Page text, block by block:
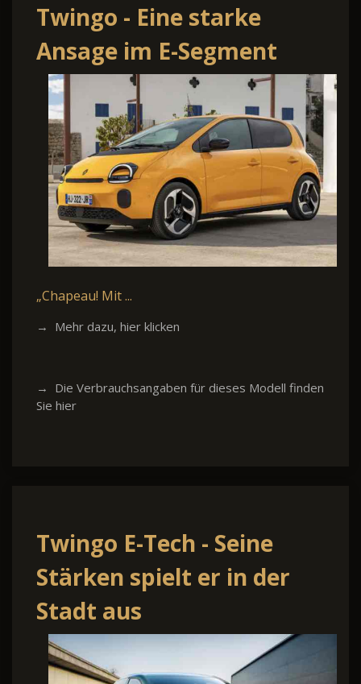
Twingo - Eine starke
Ansage im E-Segment
„Chapeau! Mit ...
→ Mehr dazu, hier klicken
→ Die Verbrauchsangaben für dieses Modell finden
Sie hier
Twingo E-Tech - Seine
Stärken spielt er in der
Stadt aus